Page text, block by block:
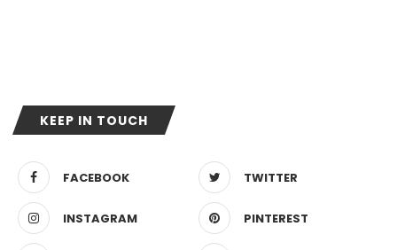
KEEP IN TOUCH
FACEBOOK TWITTER
INSTAGRAM PINTEREST